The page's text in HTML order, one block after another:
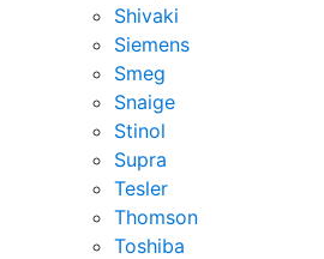
Shivaki
Siemens
Smeg
Snaige
Stinol
Supra
Tesler
Thomson
Toshiba